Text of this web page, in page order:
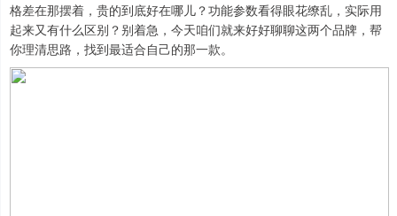
格差在那摆着，贵的到底好在哪儿？功能参数看得眼花缭乱，实际用
起来又有什么区别？别着急，今天咱们就来好好聊聊这两个品牌，帮
你理清思路，找到最适合自己的那一款。